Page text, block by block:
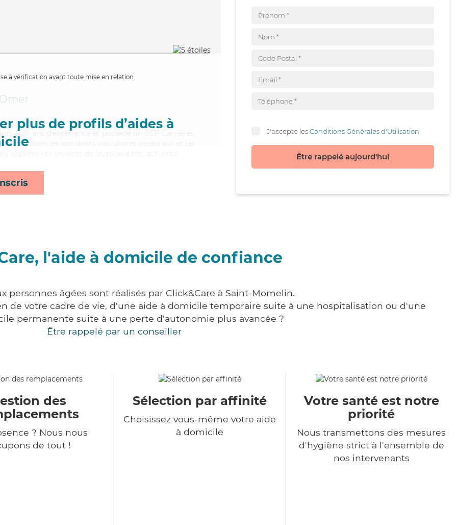
à vérification avant toute mise en relation
plus de profils d’aides à
a 20 ans d'expérience et possède un BEP Carrières
bien les accidents vasculaires cérébraux et les
J'accepte lesConditions Générales d'Utilisation
Être rappelé aujourd'hui
l'aide à domicile de confiance
personnes âgées sont réalisés par Click&Care à Saint-Momelin.
de votre cadre de vie, d'une aide à domicile temporaire suite à une hospitalisation ou d'une
permanente suite à une perte d'autonomie plus avancée ?
Être rappelé par un conseiller
des
? Nous nous
de tout !
Sélection par affinité
Choisissez vous-même votre aide
à domicile
Votre santé est notre
priorité
Nous transmettons des mesures
d'hygiène strict à l'ensemble de
nos intervenants